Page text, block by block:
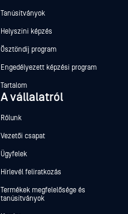
Tanúsítványok
Helyszíni képzés
Ösztöndíj program
Engedélyezett képzési program
Tartalom
A vállalatról
Rólunk
Vezetői csapat
Ügyfelek
Hírlevél feliratkozás
Termékek megfelelősége és
tanúsítványok